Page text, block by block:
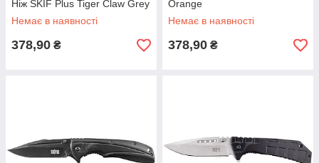
Ніж SKIF Plus Tiger Claw Grey
Немає в наявності
378,90 ₴
Orange
Немає в наявності
378,90 ₴